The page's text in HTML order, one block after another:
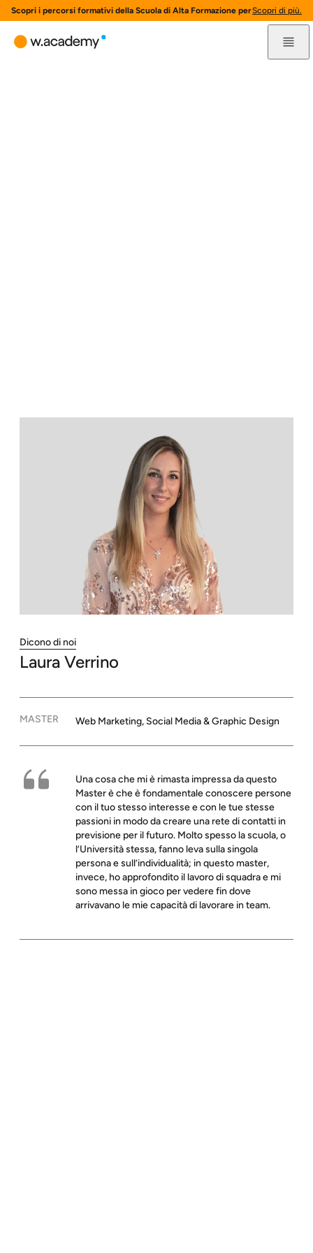
Scopri i percorsi formativi della Scuola di Alta Formazione per l'innovazione
Scopri di più.
Dicono di noi
Laura Verrino
MASTER Web Marketing, Social Media & Graphic Design
Una cosa che mi è rimasta impressa da questo
Master è che è fondamentale conoscere persone
con il tuo stesso interesse e con le tue stesse
passioni in modo da creare una rete di contatti in
previsione per il futuro. Molto spesso la scuola, o
l’Università stessa, fanno leva sulla singola
persona e sull’individualità; in questo master,
invece, ho approfondito il lavoro di squadra e mi
sono messa in gioco per vedere fin dove
arrivavano le mie capacità di lavorare in team.